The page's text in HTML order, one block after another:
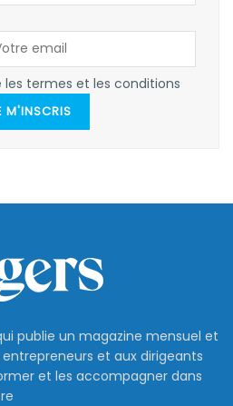
termes et les conditions
M'INSCRIS
publie un magazine mensuel et
et aux dirigeants
et les accompagner dans